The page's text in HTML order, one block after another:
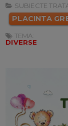
SUBIECTE
PLACINTA
TEMA:
DIVERSE